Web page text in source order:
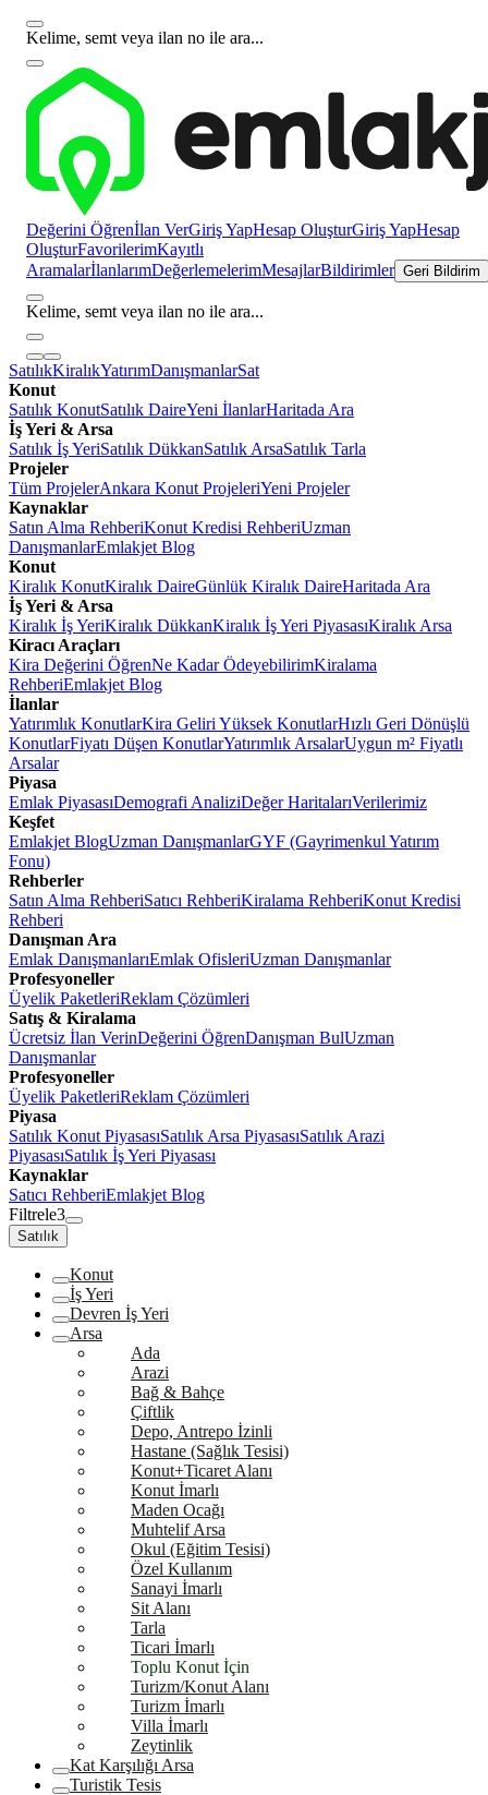
Kelime, semt veya ilan no ile ara...
Değerini Öğrenİlan VerGiriş YapHesap OluşturGiriş YapHesap
OluşturFavorilerimKayıtlı
AramalarİlanlarımDeğerlemelerimMesajlarBildirimler Geri Bildirim
Kelime, semt veya ilan no ile ara...
SatılıkKiralıkYatırımDanışmanlarSat
Konut
Satılık KonutSatılık DaireYeni İlanlarHaritada Ara
İş Yeri & Arsa
Satılık İş YeriSatılık DükkanSatılık ArsaSatılık Tarla
Projeler
Tüm ProjelerAnkara Konut ProjeleriYeni Projeler
Kaynaklar
Satın Alma RehberiKonut Kredisi RehberiUzman
DanışmanlarEmlakjet Blog
Konut
Kiralık KonutKiralık DaireGünlük Kiralık DaireHaritada Ara
İş Yeri & Arsa
Kiralık İş YeriKiralık DükkanKiralık İş Yeri PiyasasıKiralık Arsa
Kiracı Araçları
Kira Değerini ÖğrenNe Kadar ÖdeyebilirimKiralama
RehberiEmlakjet Blog
İlanlar
Yatırımlık KonutlarKira Geliri Yüksek KonutlarHızlı Geri Dönüşlü
KonutlarFiyatı Düşen KonutlarYatırımlık ArsalarUygun m² Fiyatlı
Arsalar
Piyasa
Emlak PiyasasıDemografi AnaliziDeğer HaritalarıVerilerimiz
Keşfet
Emlakjet BlogUzman DanışmanlarGYF (Gayrimenkul Yatırım
Fonu)
Rehberler
Satın Alma RehberiSatıcı RehberiKiralama RehberiKonut Kredisi
Rehberi
Danışman Ara
Emlak DanışmanlarıEmlak OfisleriUzman Danışmanlar
Profesyoneller
Üyelik PaketleriReklam Çözümleri
Satış & Kiralama
Ücretsiz İlan VerinDeğerini ÖğrenDanışman BulUzman
Danışmanlar
Profesyoneller
Üyelik PaketleriReklam Çözümleri
Piyasa
Satılık Konut PiyasasıSatılık Arsa PiyasasıSatılık Arazi
PiyasasıSatılık İş Yeri Piyasası
Kaynaklar
Satıcı RehberiEmlakjet Blog
Filtrele3
Satılık
Konut
İş Yeri
Devren İş Yeri
Arsa
Ada
Arazi
Bağ & Bahçe
Çiftlik
Depo, Antrepo İzinli
Hastane (Sağlık Tesisi)
Konut+Ticaret Alanı
Konut İmarlı
Maden Ocağı
Muhtelif Arsa
Okul (Eğitim Tesisi)
Özel Kullanım
Sanayi İmarlı
Sit Alanı
Tarla
Ticari İmarlı
Toplu Konut İçin
Turizm/Konut Alanı
Turizm İmarlı
Villa İmarlı
Zeytinlik
Kat Karşılığı Arsa
Turistik Tesis